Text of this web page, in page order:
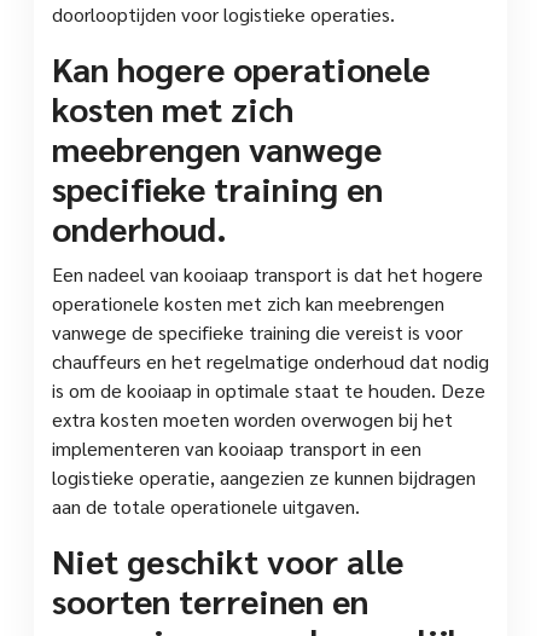
doorlooptijden voor logistieke operaties.
Kan hogere operationele
kosten met zich
meebrengen vanwege
specifieke training en
onderhoud.
Een nadeel van kooiaap transport is dat het hogere
operationele kosten met zich kan meebrengen
vanwege de specifieke training die vereist is voor
chauffeurs en het regelmatige onderhoud dat nodig
is om de kooiaap in optimale staat te houden. Deze
extra kosten moeten worden overwogen bij het
implementeren van kooiaap transport in een
logistieke operatie, aangezien ze kunnen bijdragen
aan de totale operationele uitgaven.
Niet geschikt voor alle
soorten terreinen en